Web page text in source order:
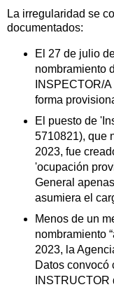
La irregularidad se
documentados:
El 27 de julio
nombramiento
INSPECTOR/
forma
El puesto de
5710821), que
2023, fue
'ocupación
General
asumiera el
Menos de un
nombramiento
2023, la
Datos convocó
INSTRUCTOR